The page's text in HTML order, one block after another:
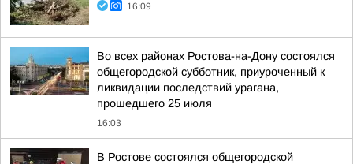
16:09
Во всех районах Ростова-на-Дону состоялся
общегородской субботник, приуроченный к
ликвидации последствий урагана,
прошедшего 25 июля
16:03
В Ростове состоялся общегородской